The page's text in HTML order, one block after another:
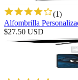
(1)
Alfombrilla
$27.50 USD